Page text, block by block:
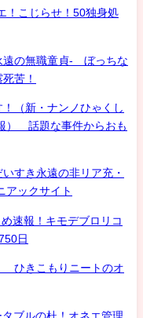
！こじらせ！50独身処
の無職童貞- ぼっちな
苦！
（新・ナンノひゃくし
） 話題な事件からおも
すき永遠の非リア充・
アックサイト
速報！キモデブロリコ
日
ひきこもりニートのオ
ブルの杜！オネエ管理